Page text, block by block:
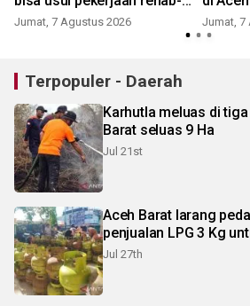
rekon masuk Inpres
Jumat, 7 Agustus 2026 Jumat, 7
Terpopuler - Daerah
Karhutla meluas di
Barat seluas 9 Ha
Jul 21st
Aceh Barat larang
penjualan LPG 3 Kg
Jul 27th